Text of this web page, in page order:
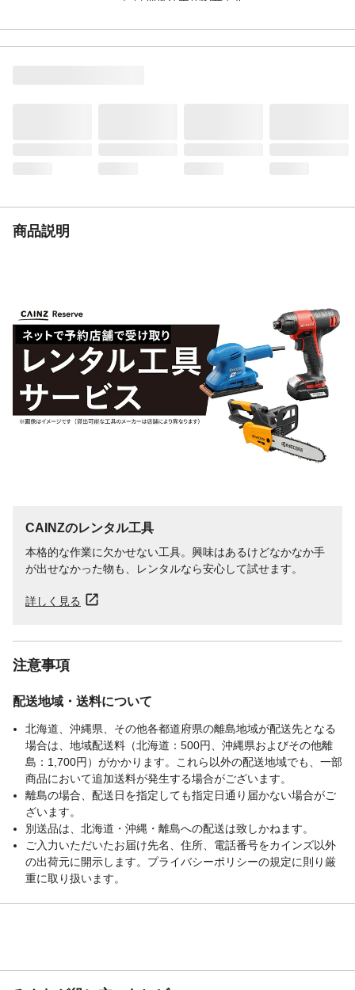
商品説明
CAINZのレンタル工具
本格的な作業に欠かせない工具。興味はあるけどなかなか手
が出せなかった物も、レンタルなら安心して試せます。
詳しく見る
注意事項
配送地域・送料について
北海道、沖縄県、その他各都道府県の離島地域が配送先となる
場合は、地域配送料（北海道：500円、沖縄県およびその他離
島：1,700円）がかかります。これら以外の配送地域でも、一部
商品において追加送料が発生する場合がございます。
離島の場合、配送日を指定しても指定日通り届かない場合がご
ざいます。
別送品は、北海道・沖縄・離島への配送は致しかねます。
ご入力いただいたお届け先名、住所、電話番号をカインズ以外
の出荷元に開示します。プライバシーポリシーの規定に則り厳
重に取り扱います。